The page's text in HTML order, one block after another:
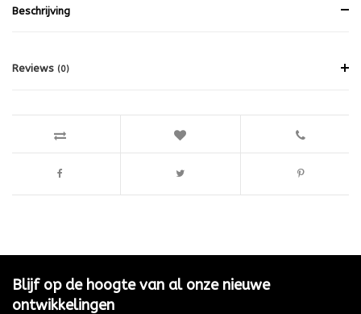
Beschrijving
Reviews (0)
Blijf op de hoogte van al onze nieuwe
ontwikkelingen